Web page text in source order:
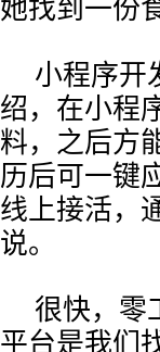
她找到一份
小程序开
绍，在小程
料，之后方
历后可一键
线上接活，
说。
很快，零
平台是我们